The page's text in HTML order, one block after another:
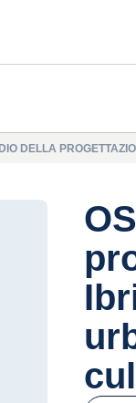
DELLA